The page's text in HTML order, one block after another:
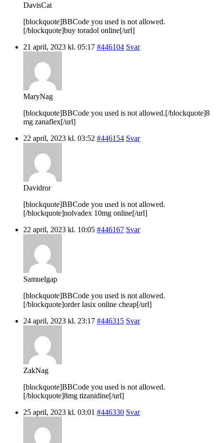
DavisCat
[blockquote]BBCode you used is not allowed.
[/blockquote]buy toradol online[/url]
21 april, 2023 kl. 05:17 #446104 Svar
MaryNag
[blockquote]BBCode you used is not allowed.[/blockquote]8
mg zanaflex[/url]
22 april, 2023 kl. 03:52 #446154 Svar
Davidror
[blockquote]BBCode you used is not allowed.
[/blockquote]nolvadex 10mg online[/url]
22 april, 2023 kl. 10:05 #446167 Svar
Samuelgap
[blockquote]BBCode you used is not allowed.
[/blockquote]order lasix online cheap[/url]
24 april, 2023 kl. 23:17 #446315 Svar
ZakNag
[blockquote]BBCode you used is not allowed.
[/blockquote]8mg tizanidine[/url]
25 april, 2023 kl. 03:01 #446330 Svar